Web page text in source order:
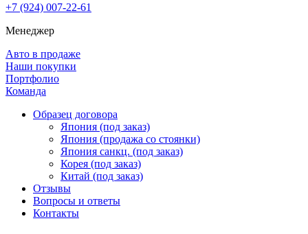
+7 (924) 007-22-61
Менеджер
Авто в продаже
Наши покупки
Портфолио
Команда
Образец договора
Япония (под заказ)
Япония (продажа со стоянки)
Япония санкц. (под заказ)
Корея (под заказ)
Китай (под заказ)
Отзывы
Вопросы и ответы
Контакты